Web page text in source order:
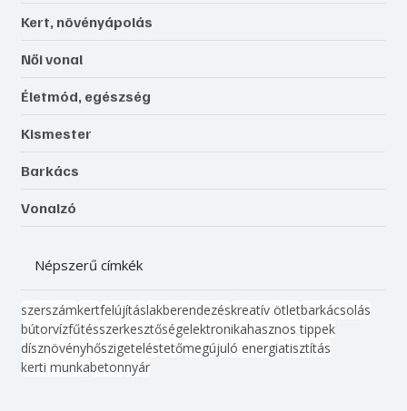
Kert, növényápolás
Női vonal
Életmód, egészség
Kismester
Barkács
Vonalzó
Népszerű címkék
szerszámkertfelújításlakberendezéskreatív ötletbarkácsolás
bútorvízfűtésszerkesztőségelektronikahasznos tippek
dísznövényhőszigeteléstetőmegújuló energiatisztítás
kerti munkabetonnyár